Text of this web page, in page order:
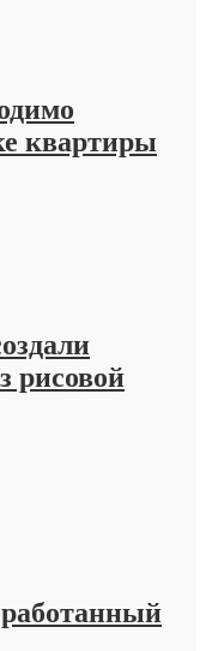
квартиры
рисовой